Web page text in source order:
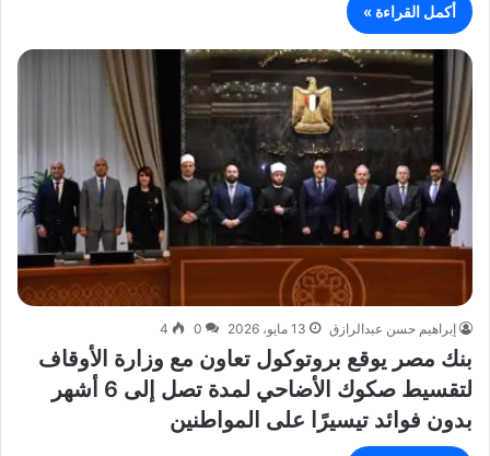
أكمل القراءة »
إبراهيم حسن عبدالرازق 13 مايو، 2026 0
4
بنك مصر يوقع بروتوكول تعاون مع وزارة الأوقاف
لتقسيط صكوك الأضاحي لمدة تصل إلى 6 أشهر
بدون فوائد تيسيرًا على المواطنين